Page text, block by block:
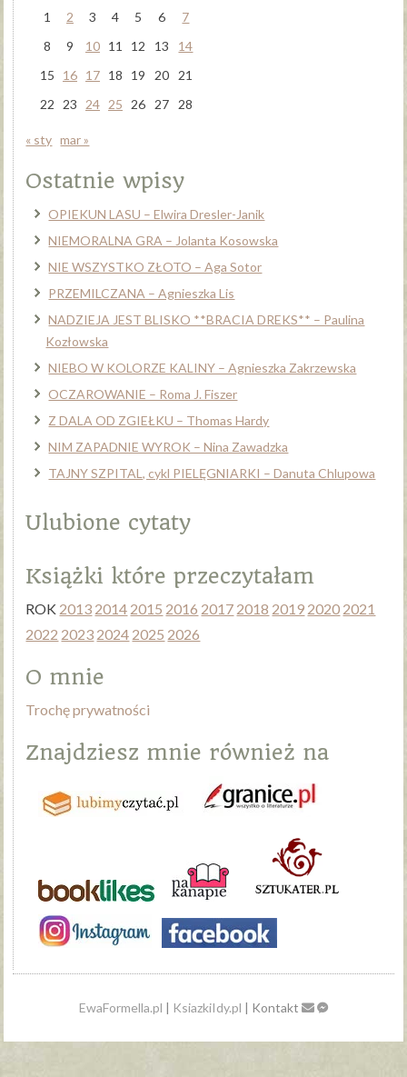
1
2 3 4 5 6
7
8
9 10 11 12 13
14
15
16 17 18 19 20
21
22
23 24 25 26 27 28
« sty mar »
Ostatnie wpisy
OPIEKUN LASU – Elwira Dresler-Janik
NIEMORALNA GRA – Jolanta Kosowska
NIE WSZYSTKO ZŁOTO – Aga Sotor
PRZEMILCZANA – Agnieszka Lis
NADZIEJA JEST BLISKO **BRACIA DREKS** – Paulina
Kozłowska
NIEBO W KOLORZE KALINY – Agnieszka Zakrzewska
OCZAROWANIE – Roma J. Fiszer
Z DALA OD ZGIEŁKU – Thomas Hardy
NIM ZAPADNIE WYROK – Nina Zawadzka
TAJNY SZPITAL, cykl PIELĘGNIARKI – Danuta Chlupowa
Ulubione cytaty
Książki które przeczytałam
ROK 2013 2014 2015 2016 2017 2018 2019 2020 2021
2022 2023 2024 2025 2026
O mnie
Trochę prywatności
Znajdziesz mnie również na
EwaFormella.pl | KsiazkiIdy.pl | Kontakt